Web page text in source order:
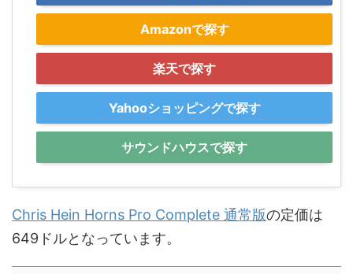
Amazonで探す
楽天で探す
Yahooショッピングで探す
サウンドハウスで探す
Chris Hein Horns Pro Complete 通常版の定価は
649ドルとなっています。